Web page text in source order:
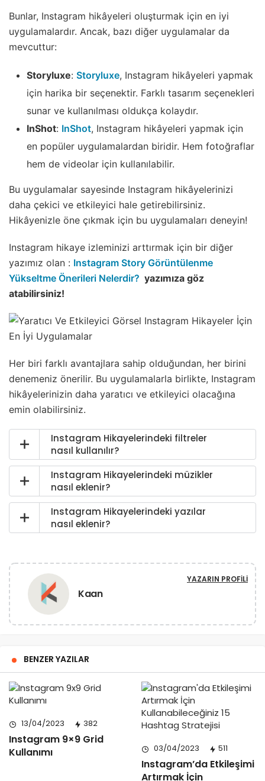
Bunlar, Instagram hikâyeleri oluşturmak için en iyi
uygulamalardır. Ancak, bazı diğer uygulamalar da
mevcuttur:
Storyluxe: Storyluxe, Instagram hikâyeleri yapmak
için harika bir seçenektir. Farklı tasarım seçenekleri
sunar ve kullanılması oldukça kolaydır.
InShot: InShot, Instagram hikâyeleri yapmak için
en popüler uygulamalardan biridir. Hem fotoğraflar
hem de videolar için kullanılabilir.
Bu uygulamalar sayesinde Instagram hikâyelerinizi
daha çekici ve etkileyici hale getirebilirsiniz.
Hikâyenizle öne çıkmak için bu uygulamaları deneyin!
Instagram hikaye izleminizi arttırmak için bir diğer
yazımız olan : Instagram Story Görüntülenme
Yükseltme Önerileri Nelerdir? yazımıza göz
atabilirsiniz!
Her biri farklı avantajlara sahip olduğundan, her birini
denemeniz önerilir. Bu uygulamalarla birlikte, Instagram
hikâyelerinizin daha yaratıcı ve etkileyici olacağına
emin olabilirsiniz.
Instagram Hikayelerindeki filtreler
nasıl kullanılır?
Instagram Hikayelerindeki müzikler
nasıl eklenir?
Instagram Hikayelerindeki yazılar
nasıl eklenir?
Kaan
YAZARIN PROFILI
BENZER YAZILAR
13/04/2023 382
Instagram 9×9 Grid
Kullanımı
03/04/2023 511
Instagram’da Etkileşimi
Artırmak İçin